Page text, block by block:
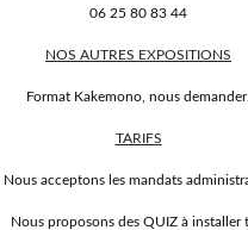
06 25 80 83 44
NOS AUTRES EXPOSITIONS
Format Kakemono, nous demander.
TARIFS
Nous acceptons les mandats
Nous proposons des QUIZ à installer